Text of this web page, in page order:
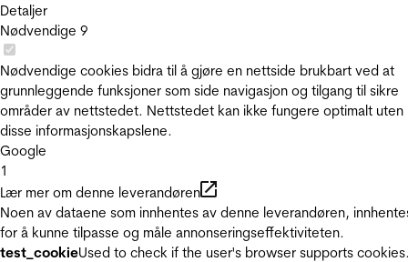
Detaljer
Nødvendige 9
Nødvendige cookies bidra til å gjøre en nettside brukbart ved at
grunnleggende funksjoner som side navigasjon og tilgang til sikre
områder av nettstedet. Nettstedet kan ikke fungere optimalt uten
disse informasjonskapslene.
Google
1
Lær mer om denne leverandøren
Noen av dataene som innhentes av denne leverandøren,
for å kunne tilpasse og måle annonseringseffektiviteten.
test_cookieUsed to check if the user's browser supports